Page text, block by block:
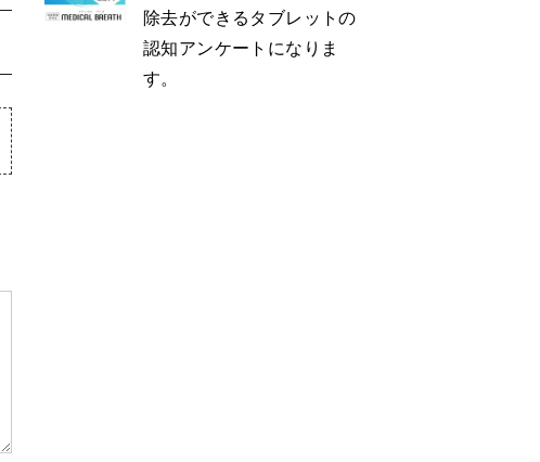
除去ができるタブレットの
認知アンケートになりま
す。